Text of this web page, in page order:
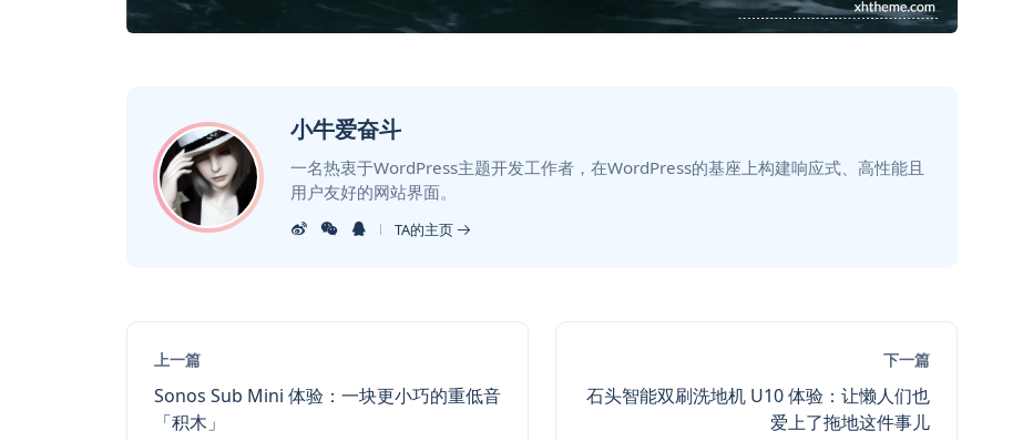
小牛爱奋斗
一名热衷于WordPress主题开发工作者，在WordPress的基座上构建响应式、高性能且
用户友好的网站界面。
TA的主页
上一篇
Sonos Sub Mini 体验：一块更小巧的重低音
「积木」
下一篇
石头智能双刷洗地机 U10 体验：让懒人们也
爱上了拖地这件事儿